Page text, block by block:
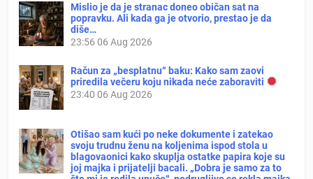
Mislio je da je stranac doneo običan sat na
popravku. Ali kada ga je otvorio, prestao je da
diše…
23:56 06 Aug 2026
Račun za „besplatnu“ baku: Kako sam zaovi
priredila večeru koju nikada neće zaboraviti
23:40 06 Aug 2026
Otišao sam kući po neke dokumente i zatekao
svoju trudnu ženu na koljenima ispod stola u
blagovaonici kako skuplja ostatke papira koje su
joj majka i prijatelji bacali. „Dobra je samo za to